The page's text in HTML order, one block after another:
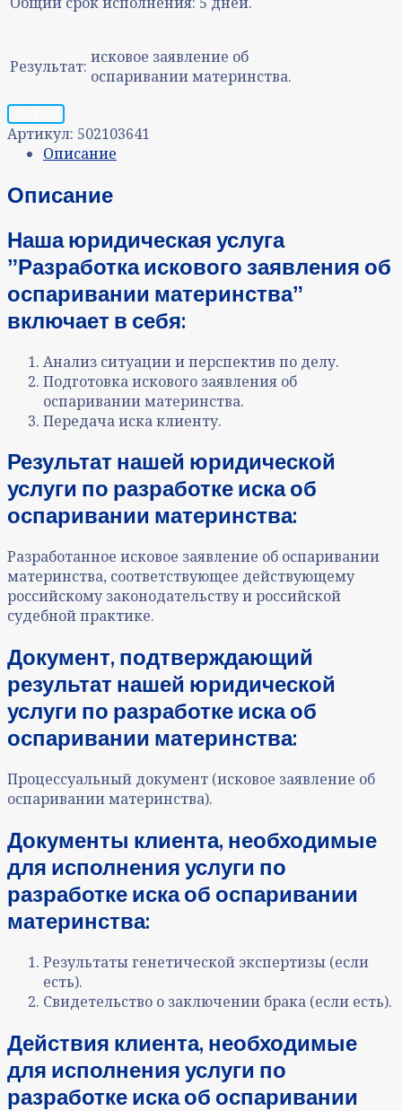
Результат: исковое заявление об
оспаривании материнства.
Артикул: 502103641
Описание
Описание
Наша юридическая услуга
ˮРазработка искового заявления об
оспаривании материнстваˮ
включает в себя:
Анализ ситуации и перспектив по делу.
Подготовка искового заявления об
оспаривании материнства.
Передача иска клиенту.
Результат нашей юридической
услуги по разработке иска об
оспаривании материнства:
Разработанное исковое заявление об оспаривании
материнства, соответствующее действующему
российскому законодательству и российской
судебной практике.
Документ, подтверждающий
результат нашей юридической
услуги по разработке иска об
оспаривании материнства:
Процессуальный документ (исковое заявление об
оспаривании материнства).
Документы клиента, необходимые
для исполнения услуги по
разработке иска об оспаривании
материнства:
Результаты генетической экспертизы (если
есть).
Свидетельство о заключении брака (если есть).
Действия клиента, необходимые
для исполнения услуги по
разработке иска об оспаривании